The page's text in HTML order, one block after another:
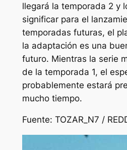
llegará la temporada 2 y
significar para el
temporadas futuras, el
la adaptación es una
futuro. Mientras la serie
de la temporada 1, el
probablemente estará
mucho tiempo.
Fuente: TOZAR_N7 /